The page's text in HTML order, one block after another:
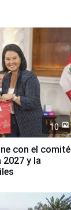
10
con el comité
y la